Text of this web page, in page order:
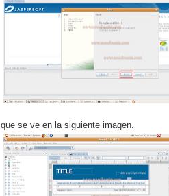
se ve en la siguiente imagen.